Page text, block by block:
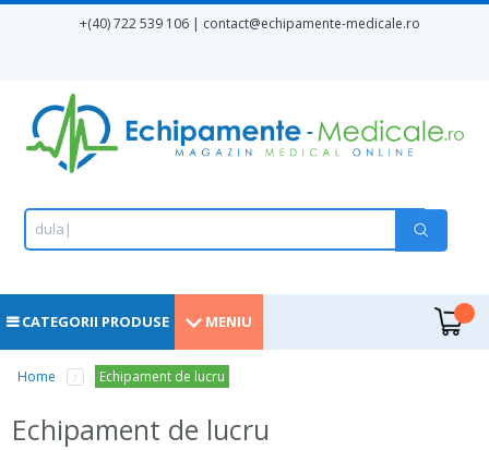
+(40) 722 539 106 | contact@echipamente-medicale.ro
Formular de căutare
Căutare
.dula p
MENIU
CATEGORII PRODUSE
Eşti aici
Home Echipament de lucru
Echipament de lucru